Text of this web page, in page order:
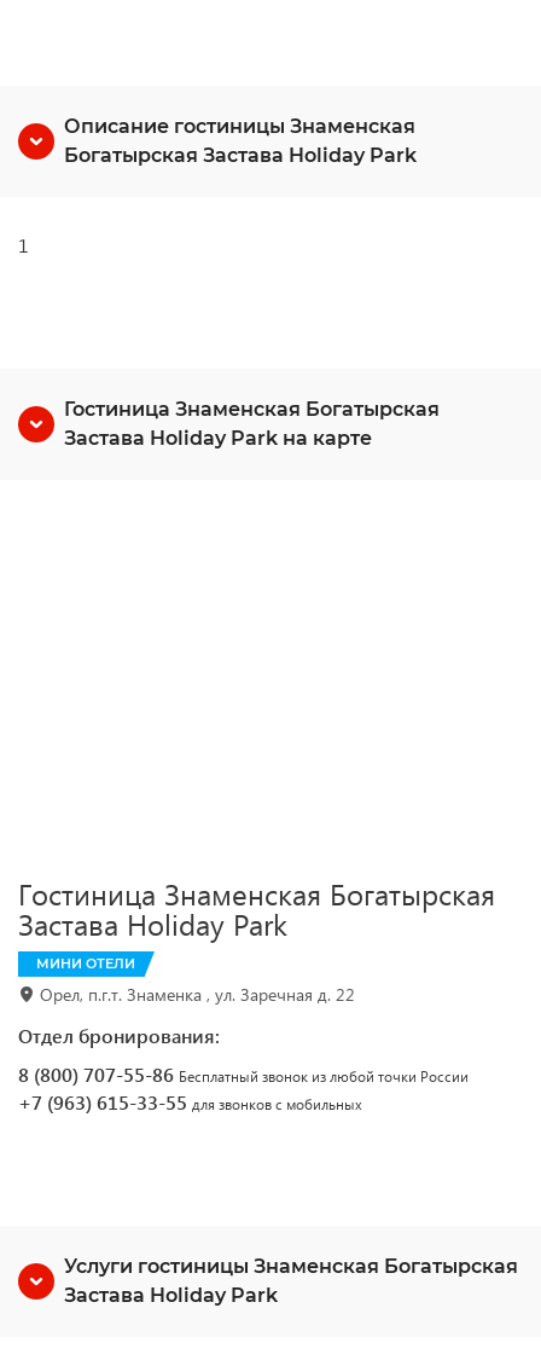
Описание гостиницы Знаменская
Богатырская Застава Holiday Park
1
Гостиница Знаменская Богатырская
Застава Holiday Park на карте
Гостиница Знаменская Богатырская
Застава Holiday Park
МИНИ ОТЕЛИ
Орел, п.г.т. Знаменка , ул. Заречная д. 22
Отдел бронирования:
8 (800) 707-55-86 Бесплатный звонок из любой точки России
+7 (963) 615-33-55 для звонков с мобильных
Услуги гостиницы Знаменская Богатырская
Застава Holiday Park